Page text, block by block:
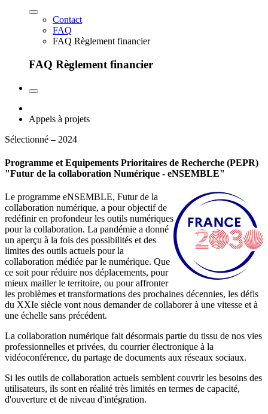
Contact
FAQ
FAQ Règlement financier
FAQ Règlement financier
Appels à projets
Sélectionné – 2024
Programme et Equipements Prioritaires de Recherche (PEPR)
"Futur de la collaboration Numérique - eNSEMBLE"
Le programme eNSEMBLE, Futur de la
collaboration numérique, a pour objectif de
redéfinir en profondeur les outils numériques
pour la collaboration. La pandémie a donné
un aperçu à la fois des possibilités et des
limites des outils actuels pour la
collaboration médiée par le numérique. Que
ce soit pour réduire nos déplacements, pour
mieux mailler le territoire, ou pour affronter
les problèmes et transformations des prochaines décennies, les défis
du XXIe siècle vont nous demander de collaborer à une vitesse et à
une échelle sans précédent.
La collaboration numérique fait désormais partie du tissu de nos vies
professionnelles et privées, du courrier électronique à la
vidéoconférence, du partage de documents aux réseaux sociaux.
Si les outils de collaboration actuels semblent couvrir les besoins des
utilisateurs, ils sont en réalité très limités en termes de capacité,
d'ouverture et de niveau d'intégration.